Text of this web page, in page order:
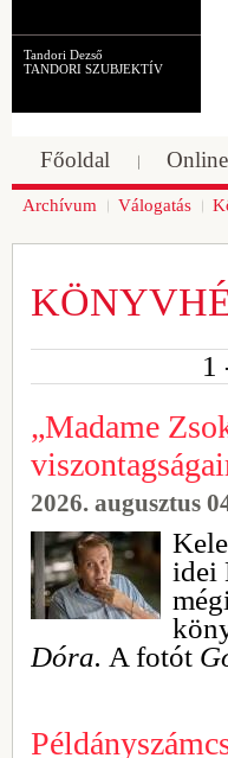
Tandori Dezső
TANDORI SZUBJEKTÍV
Főoldal Online
Archívum Válogatás
1
„Madame
2026. augusztus
idei
Dóra. A fotót